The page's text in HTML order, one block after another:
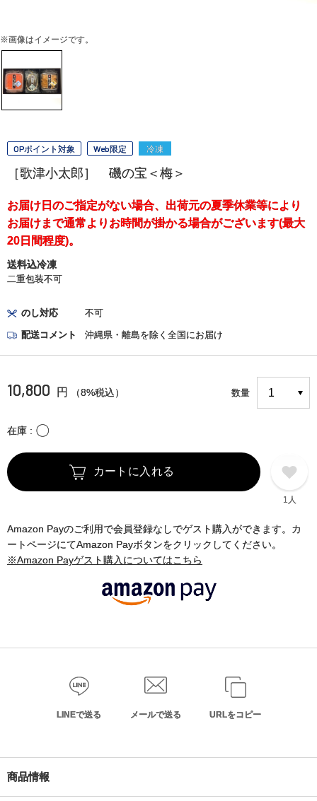
※画像はイメージです。
OPポイント対象 Web限定 冷凍
［歌津小太郎］ 磯の宝＜梅＞
お届け日のご指定がない場合、出荷元の夏季休業等により
お届けまで通常よりお時間が掛かる場合がございます(最大
20日間程度)。
送料込冷凍
二重包装不可
のし対応 不可
配送コメント 沖縄県・離島を除く全国にお届け
10,800 円 （8%税込） 数量
在庫 〇
カートに入れる
1人
Amazon Payのご利用で会員登録なしでゲスト購入ができます。カ
ートページにてAmazon Payボタンをクリックしてください。
※Amazon Payゲスト購入についてはこちら
LINEで送る メールで送る URLをコピー
商品情報